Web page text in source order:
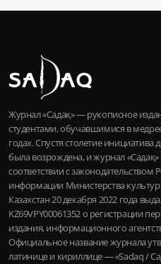
Журнал «Садақ» — рукописное
студентами, обучавшимися в
годах. Спустя столетие
была возрождена, и журнал «Садақ»
соответствии с законодательством
информации Министерства
Казахстан 20 декабря 2022 года
KZ69VPY00061352 о регистрации
издания, информационного
Официальное название журнала
латинице и кириллице — «Sadaq /